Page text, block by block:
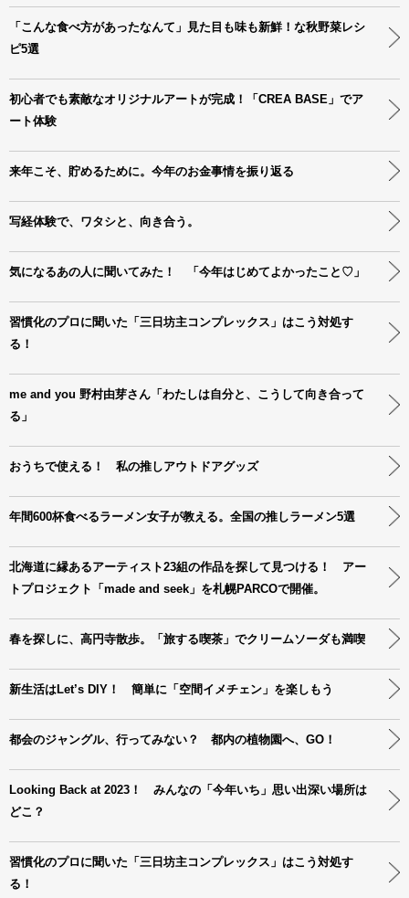
「こんな食べ方があったなんて」見た目も味も新鮮！な秋野菜レシ
ピ5選
初心者でも素敵なオリジナルアートが完成！「CREA BASE」でア
ート体験
来年こそ、貯めるために。今年のお金事情を振り返る
写経体験で、ワタシと、向き合う。
気になるあの人に聞いてみた！ 「今年はじめてよかったこと♡」
習慣化のプロに聞いた「三日坊主コンプレックス」はこう対処す
る！
me and you 野村由芽さん「わたしは自分と、こうして向き合って
る」
おうちで使える！ 私の推しアウトドアグッズ
年間600杯食べるラーメン女子が教える。全国の推しラーメン5選
北海道に縁あるアーティスト23組の作品を探して見つける！ アー
トプロジェクト「made and seek」を札幌PARCOで開催。
春を探しに、高円寺散歩。「旅する喫茶」でクリームソーダも満喫
新生活はLet’s DIY！ 簡単に「空間イメチェン」を楽しもう
都会のジャングル、行ってみない？ 都内の植物園へ、GO！
Looking Back at 2023！ みんなの「今年いち」思い出深い場所は
どこ？
習慣化のプロに聞いた「三日坊主コンプレックス」はこう対処す
る！